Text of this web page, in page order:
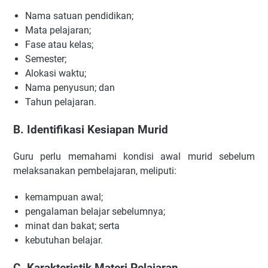
Nama satuan pendidikan;
Mata pelajaran;
Fase atau kelas;
Semester;
Alokasi waktu;
Nama penyusun; dan
Tahun pelajaran.
B. Identifikasi Kesiapan Murid
Guru perlu memahami kondisi awal murid sebelum
melaksanakan pembelajaran, meliputi:
kemampuan awal;
pengalaman belajar sebelumnya;
minat dan bakat; serta
kebutuhan belajar.